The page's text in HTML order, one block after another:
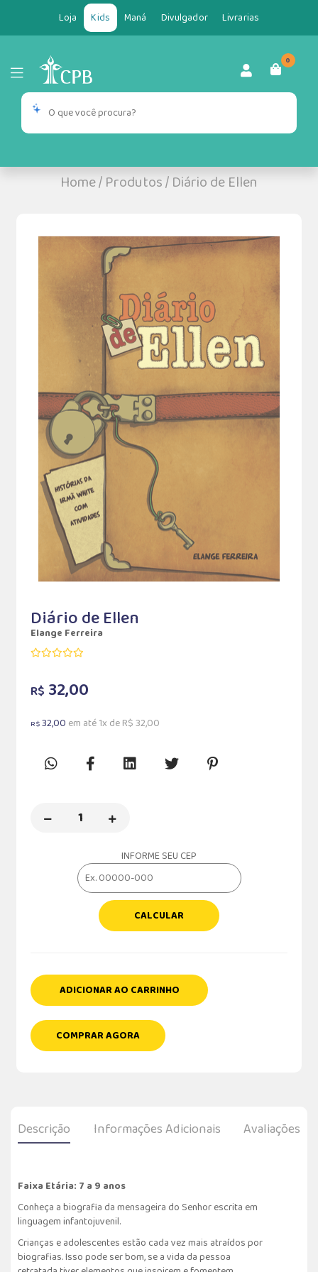
Loja Kids Maná Divulgador Livrarias
0
Home/Produtos/Diário de Ellen
Diário de Ellen
Elange Ferreira
R$ 32,00
R$32,00 em até 1x de R$ 32,00
INFORME SEU CEP
CALCULAR
ADICIONAR AO CARRINHO
COMPRAR AGORA
Descrição Informações Adicionais Avaliações
Faixa Etária: 7 a 9 anos
Conheça a biografia da mensageira do Senhor escrita em
linguagem infantojuvenil.
Crianças e adolescentes estão cada vez mais atraídos por
biografias. Isso pode ser bom, se a vida da pessoa